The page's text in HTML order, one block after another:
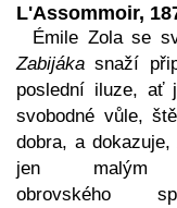
L'Assommoir,
Émile Zola se
Zabijáka snaží
poslední iluze, ať
svobodné vůle,
dobra, a
jen malým
obrovského